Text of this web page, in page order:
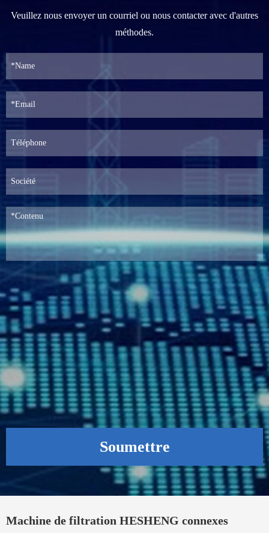
Veuillez nous envoyer un courriel ou nous contacter avec d'autres
méthodes.
Soumettre
Machine de filtration HESHENG connexes